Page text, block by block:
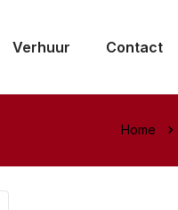
Verhuur Contact
Home